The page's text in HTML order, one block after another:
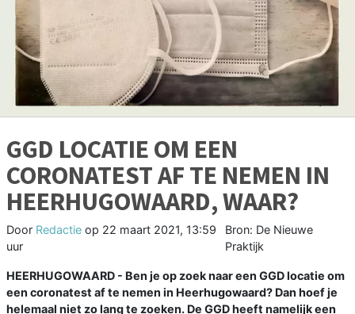
GGD LOCATIE OM EEN
CORONATEST AF TE NEMEN IN
HEERHUGOWAARD, WAAR?
Door Redactie op 22 maart 2021, 13:59
uur
Bron: De Nieuwe
Praktijk
HEERHUGOWAARD - Ben je op zoek naar een GGD locatie om
een coronatest af te nemen in Heerhugowaard? Dan hoef je
helemaal niet zo lang te zoeken. De GGD heeft namelijk een